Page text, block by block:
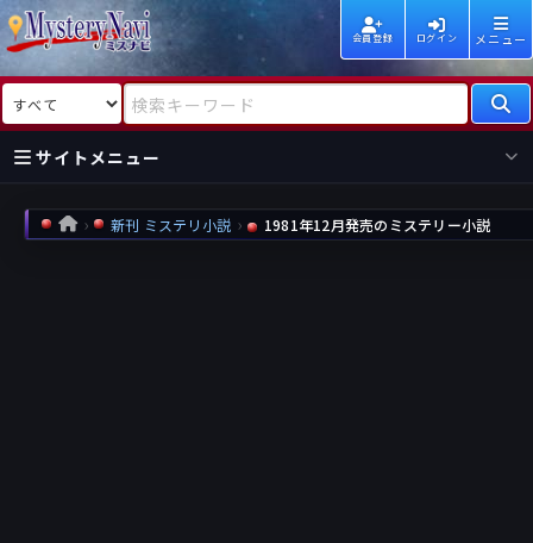
会員登録 ログイン メニュー
検索対象 検索キーワード
サイトメニュー
国内
作家
海外
作家
新着
レビュー
新刊
情報
HOME 新刊 ミステリ小説 1981年12月発売のミステリー小説